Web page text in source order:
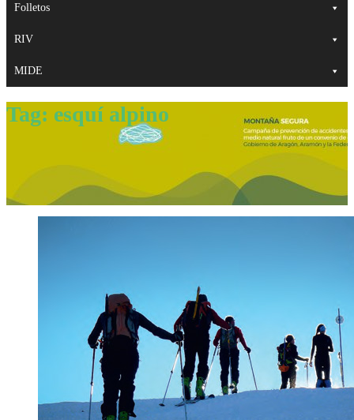
Folletos
RIV
MIDE
Tag: esquí alpino